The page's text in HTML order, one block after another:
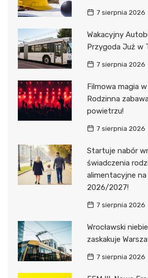
7 sierpnia 2026
Wakacyjny
Przygoda Już w
7 sierpnia 2026
Filmowa magia w
Rodzinna
powietrzu!
7 sierpnia 2026
Startuje nabór
świadczenia
alimentacyjne
2026/2027!
7 sierpnia 2026
Wrocławski
zaskakuje
7 sierpnia 2026